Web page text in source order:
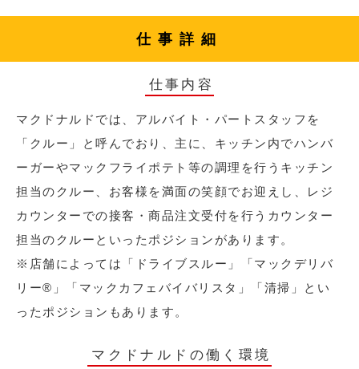
仕事詳細
仕事内容
マクドナルドでは、アルバイト・パートスタッフを
「クルー」と呼んでおり、主に、キッチン内でハンバ
ーガーやマックフライポテト等の調理を行うキッチン
担当のクルー、お客様を満面の笑顔でお迎えし、レジ
カウンターでの接客・商品注文受付を行うカウンター
担当のクルーといったポジションがあります。
※店舗によっては「ドライブスルー」「マックデリバ
リー®︎」「マックカフェバイバリスタ」「清掃」とい
ったポジションもあります。
マクドナルドの働く環境